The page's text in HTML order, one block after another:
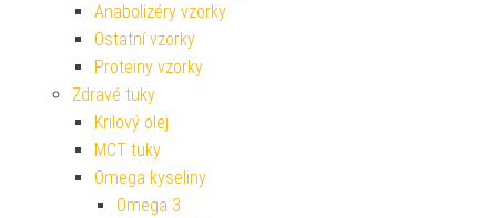
Anabolizéry vzorky
Ostatní vzorky
Proteiny vzorky
Zdravé tuky
Krilový olej
MCT tuky
Omega kyseliny
Omega 3